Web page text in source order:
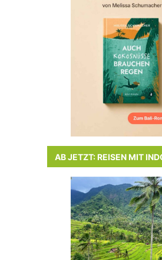
AB JETZT: REISEN MIT